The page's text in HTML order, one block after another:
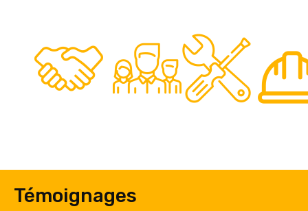
48
0
50
Experts
Témoignages